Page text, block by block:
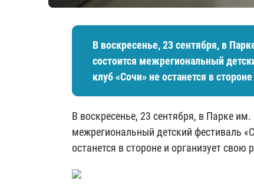
В воскресенье, 23 сентября, в
состоится межрегиональный
клуб «Сочи» не останется в
В воскресенье, 23 сентября, в Парке
межрегиональный детский фестиваль
останется в стороне и организует